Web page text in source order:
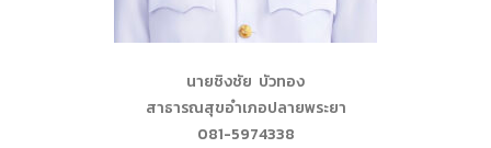
นายชิงชัย บัวทอง
สาธารณสุขอำเภอปลายพระยา
081-5974338